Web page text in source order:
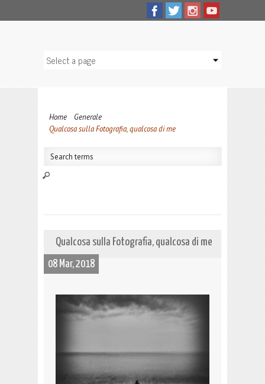
Home
Generale
Qualcosa sulla Fotografia, qualcosa di me
Qualcosa sulla Fotografia, qualcosa di me
08 Mar, 2018